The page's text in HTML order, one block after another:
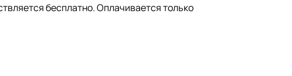
бесплатно. Оплачивается только